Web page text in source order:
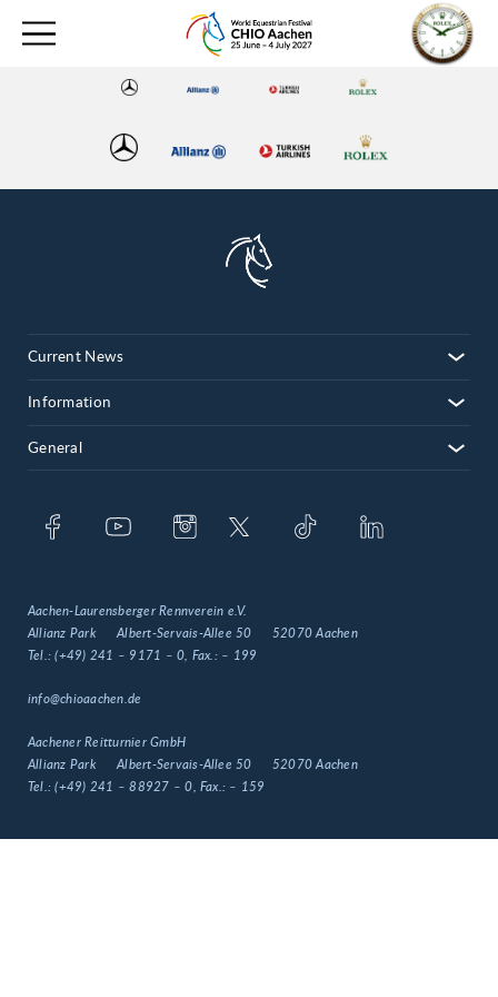
Current News
Information
General
Aachen-Laurensberger Rennverein e.V.
Allianz Park
Albert-Servais-Allee 50
52070 Aachen
Tel.:(+49) 241 – 9171 – 0 , Fax.: – 199
info@chioaachen.de
Aachener Reitturnier GmbH
Allianz Park
Albert-Servais-Allee 50
52070 Aachen
Tel.:(+49) 241 – 88927 – 0 , Fax.: – 159